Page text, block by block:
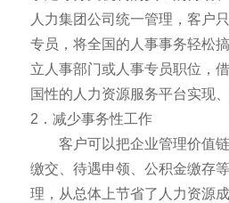
人力集团公司统一管理，客户
专员，将全国的人事事务轻松
立人事部门或人事专员职位，
国性的人力资源服务平台实现
2．减少事务性工作
客户可以把企业管理价值链
缴交、待遇申领、公积金缴存
理，从总体上节省了人力资源